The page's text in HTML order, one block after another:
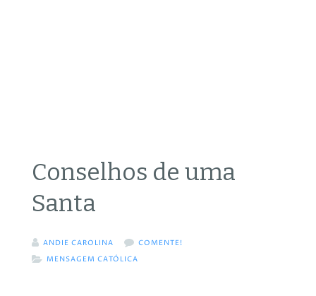
Conselhos de uma
Santa
ANDIE CAROLINA
COMENTE!
MENSAGEM CATÓLICA